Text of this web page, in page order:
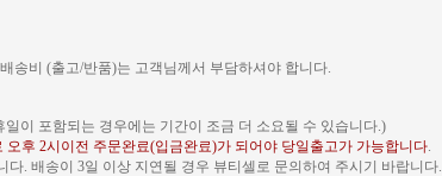
송비 (출고/반품)는 고객님께서 부담하셔야 합니다.
이 포함되는 경우에는 기간이 조금 더 소요될 수 있습니다.)
후 2시이전 주문완료(입금완료)가 되어야 당일출고가 가능합니다.
. 배송이 3일 이상 지연될 경우 뷰티셀로 문의하여 주시기 바랍니다.